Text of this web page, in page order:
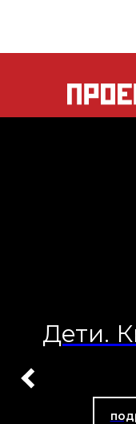
Дети.